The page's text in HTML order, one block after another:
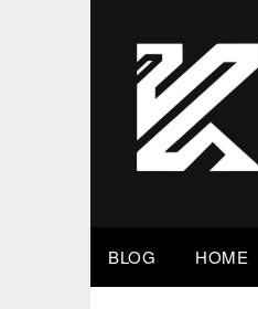
BLOG HOME